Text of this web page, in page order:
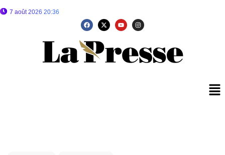
7 août 2026 20:36